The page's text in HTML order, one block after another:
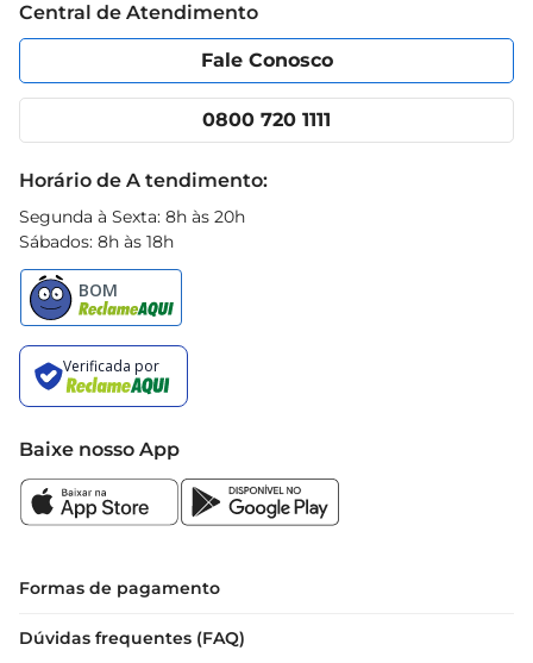
Política de Privacidade
Portal do fornecedor
Cencosud Media
Código de Ética
App Prezunic
Central de Atendimento
Fale Conosco
0800 720 1111
Horário de A tendimento:
Segunda à Sexta: 8h às 20h
Sábados: 8h às 18h
Baixe nosso App
Formas de pagamento
Dúvidas frequentes (FAQ)